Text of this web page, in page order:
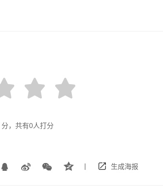
分，共有0人打分
| 生成海报